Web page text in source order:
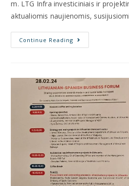
m. LTG Infra investiciniais ir
aktualiomis naujienomis,
Continue Reading